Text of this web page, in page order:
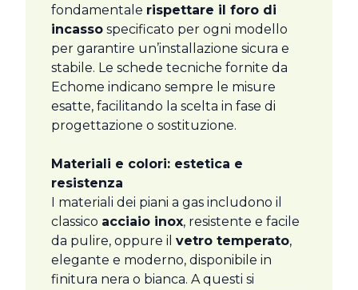
fondamentale rispettare il foro di
incasso specificato per ogni modello
per garantire un’installazione sicura e
stabile. Le schede tecniche fornite da
Echome indicano sempre le misure
esatte, facilitando la scelta in fase di
progettazione o sostituzione.
Materiali e colori: estetica e
resistenza
I materiali dei piani a gas includono il
classico acciaio inox, resistente e facile
da pulire, oppure il vetro temperato,
elegante e moderno, disponibile in
finitura nera o bianca. A questi si